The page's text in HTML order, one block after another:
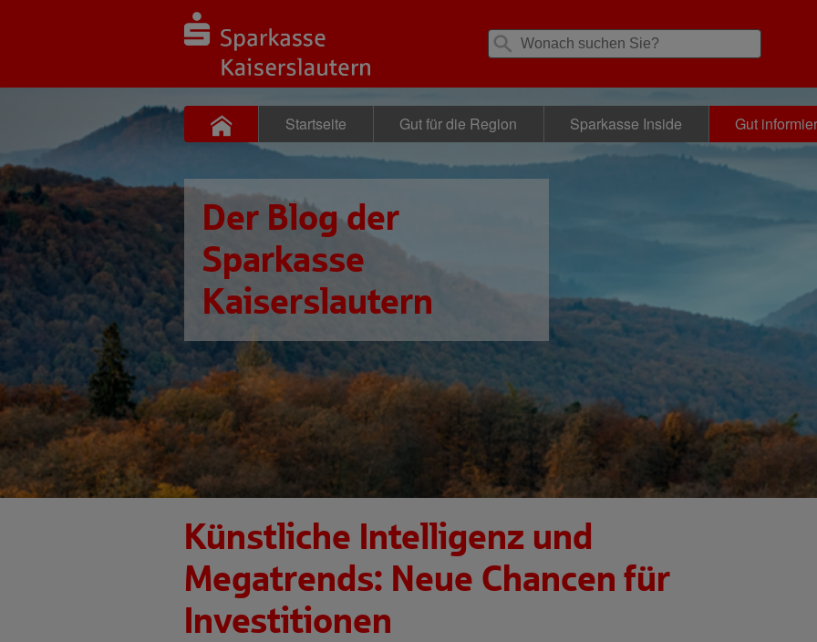
Startseite Gut für die Region Sparkasse Inside Gut
Der Blog der
Sparkasse
Kaiserslautern
Künstliche Intelligenz und
Megatrends: Neue Chancen für
Investitionen